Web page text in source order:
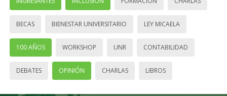
BECAS BIENESTAR UNIVERSITARIO LEY MICAELA
100 AÑOS WORKSHOP UNR CONTABILIDAD
DEBATES OPINIÓN CHARLAS LIBROS